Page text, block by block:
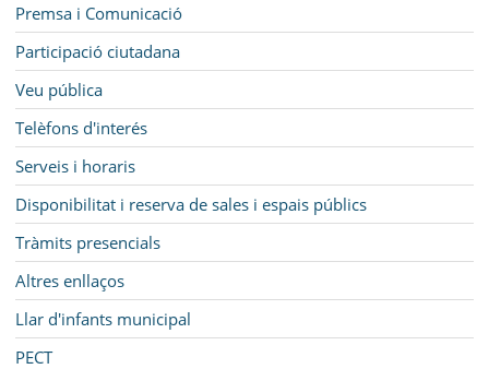
Premsa i Comunicació
Participació ciutadana
Veu pública
Telèfons d'interés
Serveis i horaris
Disponibilitat i reserva de sales i espais públics
Tràmits presencials
Altres enllaços
Llar d'infants municipal
PECT